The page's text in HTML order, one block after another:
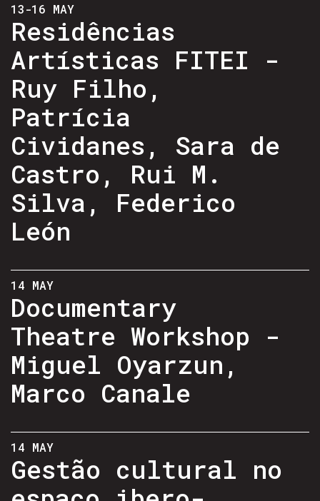
13-16 MAY
Residências
Artísticas FITEI -
Ruy Filho,
Patrícia
Cividanes, Sara de
Castro, Rui M.
Silva, Federico
León
14 MAY
Documentary
Theatre Workshop -
Miguel Oyarzun,
Marco Canale
14 MAY
Gestão cultural no